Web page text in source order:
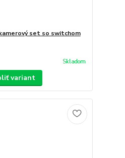
set so switchom
Skladom
variant